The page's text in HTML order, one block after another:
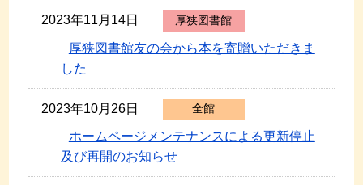
2023年11月14日 厚狭図書館
厚狭図書館友の会から本を寄贈いただきま
した
2023年10月26日 全館
ホームページメンテナンスによる更新停止
及び再開のお知らせ